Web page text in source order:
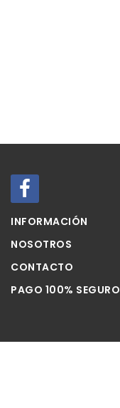
INFORMACIÓN
NOSOTROS
CONTACTO
PAGO 100% SEGURO